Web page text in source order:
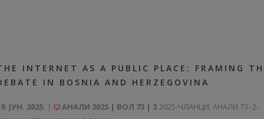
INTERNET AS A PUBLIC PLACE: FRAMING
IN BOSNIA AND HERZEGOVINA
ЈУН. 2025. АНАЛИ 2025 | ВОЛ 73 | 22025-ЧЛАНЦИ, АНАЛИ 73–2-